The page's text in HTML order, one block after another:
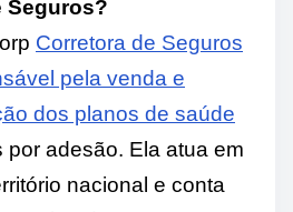
Seguros?
Corretora de Seguros
pela venda e
dos planos de saúde
por adesão. Ela atua em
nacional e conta